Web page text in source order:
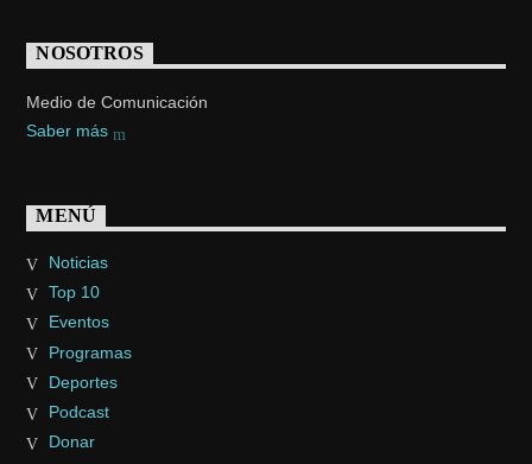
NOSOTROS
Medio de Comunicación
Saber más
MENÚ
Noticias
Top 10
Eventos
Programas
Deportes
Podcast
Donar